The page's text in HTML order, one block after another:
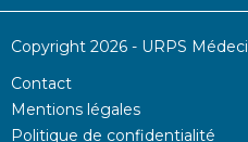
Copyright 2026 - URPS
Contact
Mentions légales
Politique de confidentialité